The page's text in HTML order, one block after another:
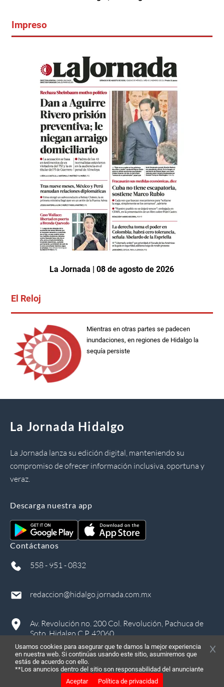
Impreso
La Jornada | 08 de agosto de 2026
El Reloj
Mientras en otras partes se padecen
inundaciones, en regiones de Hidalgo la
sequía persiste
La Jornada Hidalgo
La Jornada lanza su edición digital, manteniendo su
compromiso de ofrecer información inclusiva, oportuna y
veraz.
Descarga nuestra app
Contáctanos
558 - 951 - 0832
redaccion@hidalgo.jornada.com.mx
Av. Revolución no. 200 Col. Revolución, Pachuca de
Soto, Hidalgo C.P. 42060
2026, Todos los derechos reservados
Usamos cookies para asegurar que te damos la mejor experiencia
en nuestra web. Si continúas usando este sitio, asumiremos que
estás de acuerdo con ello.
**Los anuncios dentro del sitio son responsabilidad del anunciante
Aceptar
Política de privacidad